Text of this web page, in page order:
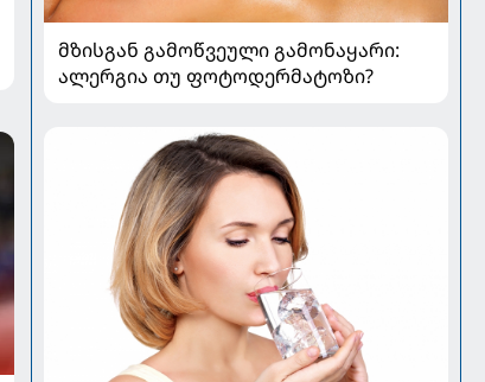
მზისგან გამოწვეული გამონაყარი:
ალერგია თუ ფოტოდერმატოზი?